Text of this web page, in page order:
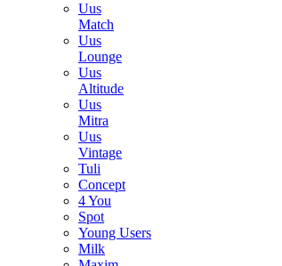
Uus
Match
Uus
Lounge
Uus
Altitude
Uus
Mitra
Uus
Vintage
Tuli
Concept
4 You
Spot
Young Users
Milk